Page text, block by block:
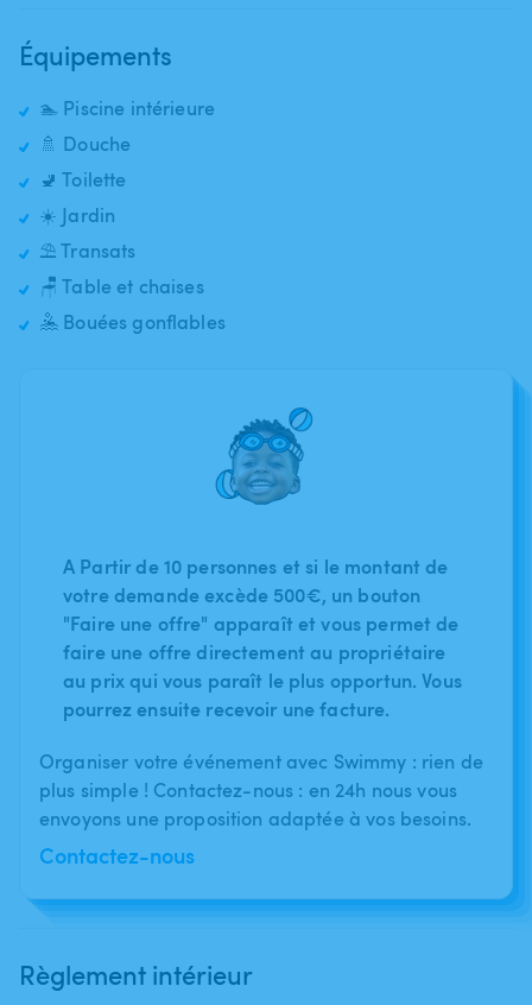
Équipements
🏊 Piscine intérieure
🚿 Douche
🚽 Toilette
☀️ Jardin
⛱️ Transats
🪑 Table et chaises
🤽 Bouées gonflables
A Partir de 10 personnes et si le montant de
votre demande excède 500€, un bouton
"Faire une offre" apparaît et vous permet de
faire une offre directement au propriétaire
au prix qui vous paraît le plus opportun. Vous
pourrez ensuite recevoir une facture.
Organiser votre événement avec Swimmy : rien de
plus simple ! Contactez-nous : en 24h nous vous
envoyons une proposition adaptée à vos besoins.
Contactez-nous
Règlement intérieur